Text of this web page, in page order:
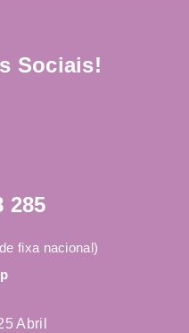
Sociais!
285
fixa nacional)
Abril